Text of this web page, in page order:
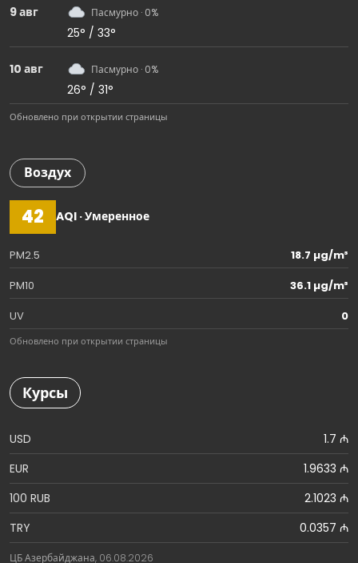
9 авг Пасмурно · 0%
25° / 33°
10 авг Пасмурно · 0%
26° / 31°
Обновлено при открытии страницы
Воздух
42 AQI · Умеренное
PM2.5
18.7 µg/m³
PM10
36.1 µg/m³
UV
0
Обновлено при открытии страницы
Курсы
USD
1.7 ₼
EUR
1.9633 ₼
100 RUB
2.1023 ₼
TRY
0.0357 ₼
ЦБ Азербайджана, 06.08.2026